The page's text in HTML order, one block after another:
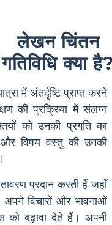
लेखन चिंतन
गतिविधि क्या
में अंतर्दृष्टि प्राप्त करने
की प्रक्रिया में संलग्न
को उनकी प्रगति का
और विषय वस्तु की उनकी
प्रदान करती हैं जहाँ
विचारों और भावनाओं
को बढ़ावा देते हैं। अपनी